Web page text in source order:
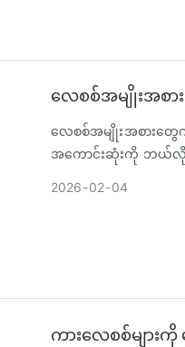
လေစစ်အမျိုးအစာ
လေစစ်အမျိုးအစားတွ
အကောင်းဆုံးကို ဘယ်လို
2026 02 04
ကားလေစစ်များကို